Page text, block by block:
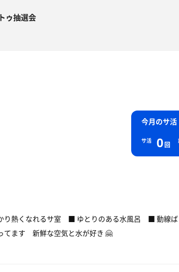
ゥ抽選会
今月のサ活
サ活 0回
り熱くなれるサ室 ■ ゆとりのある水風呂 ■ 動線ば
てます 新鮮な空気と水が好き 🤗